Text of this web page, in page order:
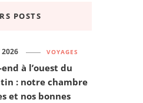
POSTS
VOYAGES
à l’ouest du
: notre chambre
et nos bonnes
2026